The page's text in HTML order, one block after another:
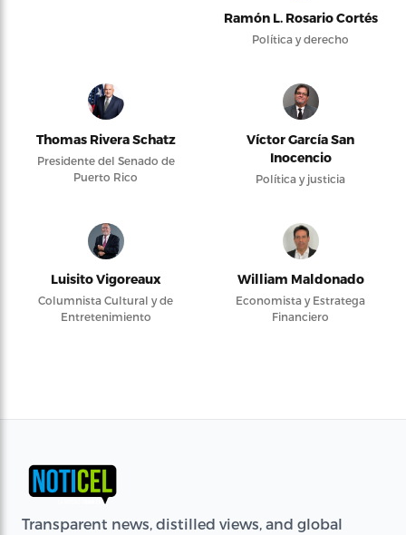
Ramón L. Rosario Cortés
Política y derecho
Thomas Rivera Schatz
Presidente del Senado de
Puerto Rico
Víctor García San
Inocencio
Política y justicia
Luisito Vigoreaux
Columnista Cultural y de
Entretenimiento
William Maldonado
Economista y Estratega
Financiero
Transparent news, distilled views, and global